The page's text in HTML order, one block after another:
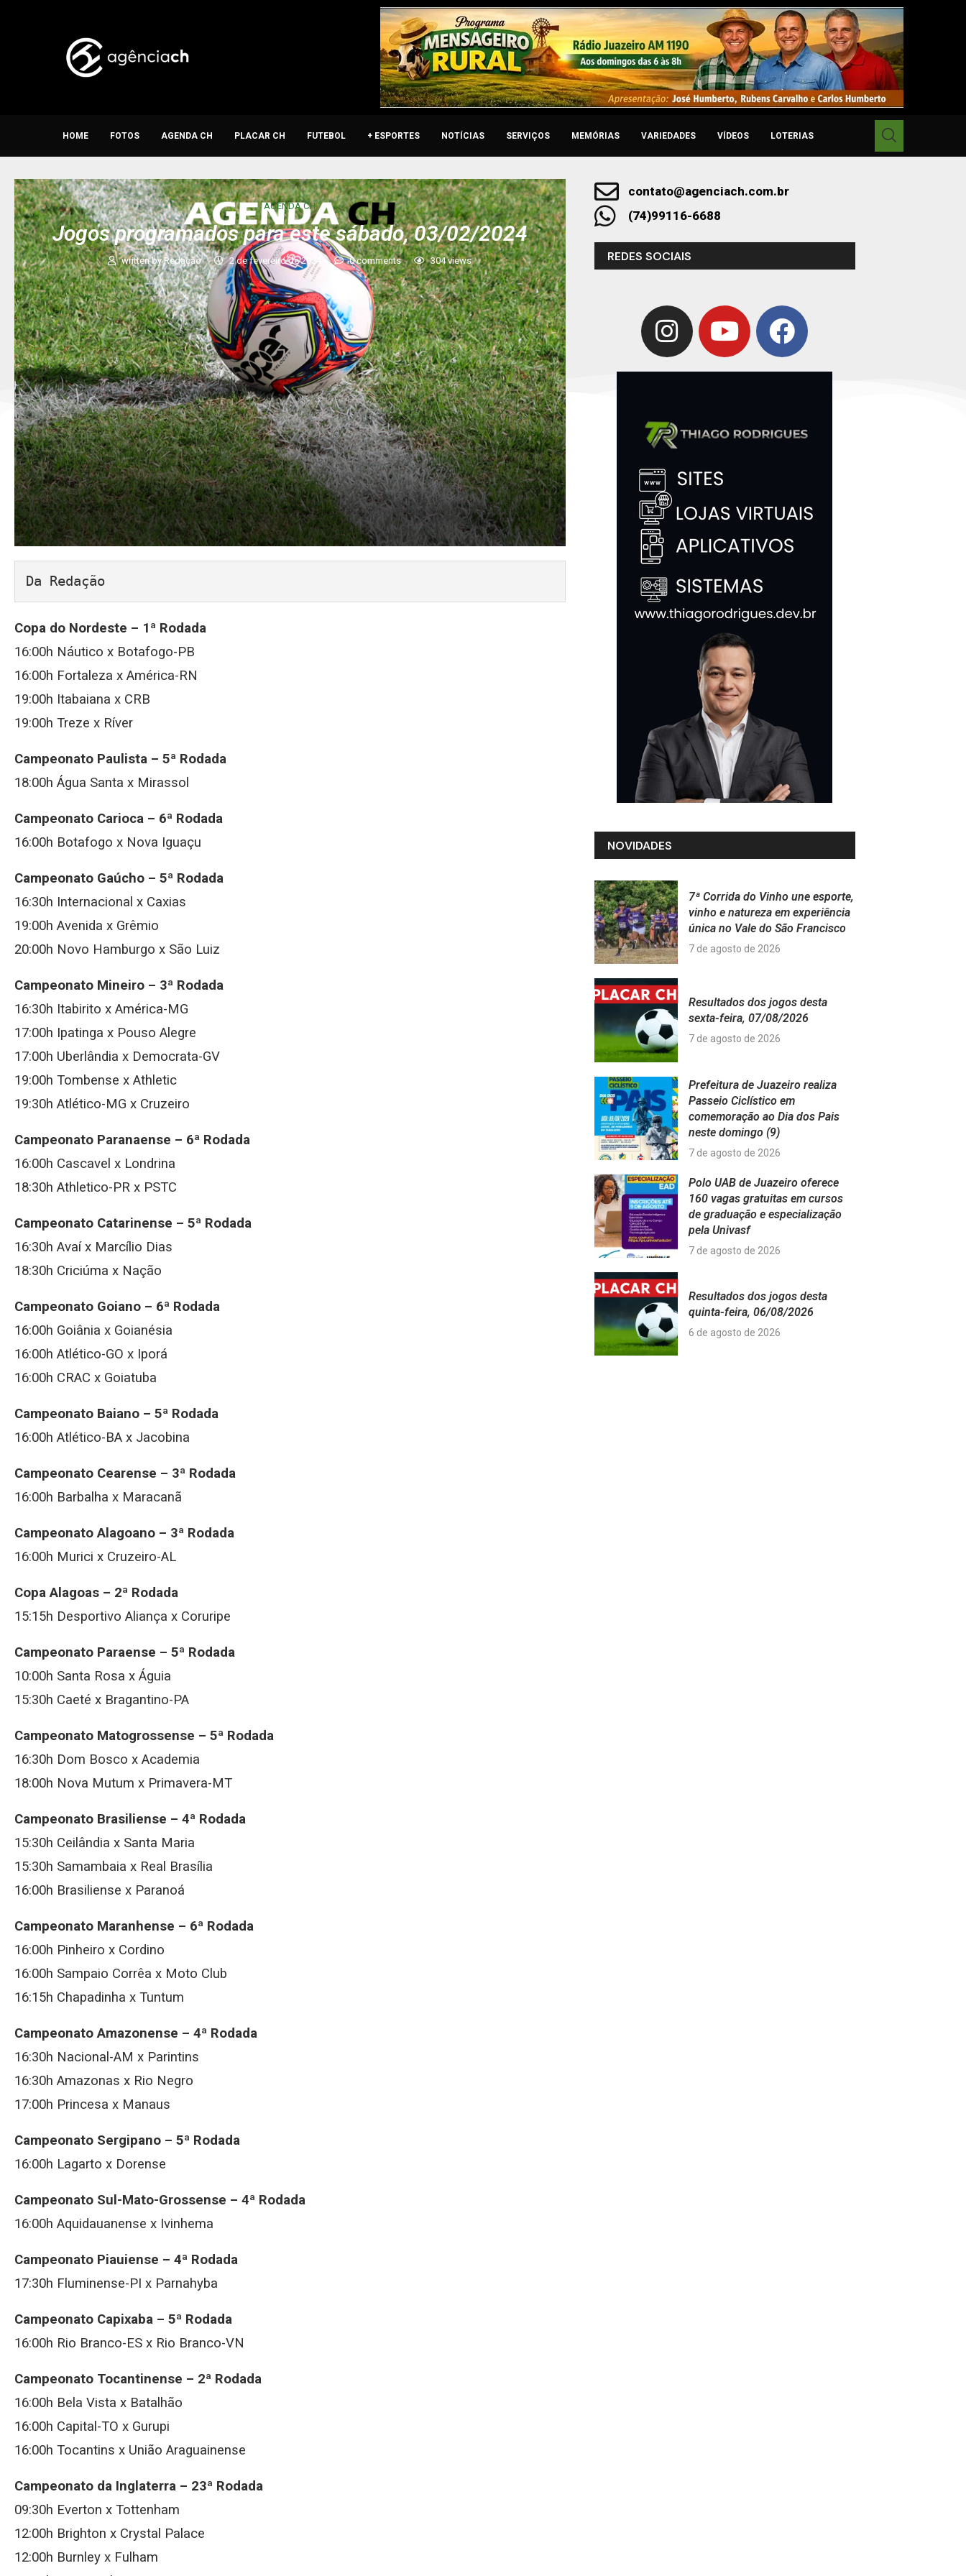
HOME FOTOS AGENDA CH PLACAR CH FUTEBOL + ESPORTES NOTÍCIAS SERVIÇOS MEMÓRIAS VARIEDADES VÍDEOS LOTERIAS
AGENDA CH
Jogos programados para este sábado, 03/02/2024
written byRedação 2 de fevereiro de 2024 0 comments 304views
Da Redação
Copa do Nordeste – 1ª Rodada
16:00h Náutico x Botafogo-PB
16:00h Fortaleza x América-RN
19:00h Itabaiana x CRB
19:00h Treze x Ríver
Campeonato Paulista – 5ª Rodada
18:00h Água Santa x Mirassol
Campeonato Carioca – 6ª Rodada
16:00h Botafogo x Nova Iguaçu
Campeonato Gaúcho – 5ª Rodada
16:30h Internacional x Caxias
19:00h Avenida x Grêmio
20:00h Novo Hamburgo x São Luiz
Campeonato Mineiro – 3ª Rodada
16:30h Itabirito x América-MG
17:00h Ipatinga x Pouso Alegre
17:00h Uberlândia x Democrata-GV
19:00h Tombense x Athletic
19:30h Atlético-MG x Cruzeiro
Campeonato Paranaense – 6ª Rodada
16:00h Cascavel x Londrina
18:30h Athletico-PR x PSTC
Campeonato Catarinense – 5ª Rodada
16:30h Avaí x Marcílio Dias
18:30h Criciúma x Nação
Campeonato Goiano – 6ª Rodada
16:00h Goiânia x Goianésia
16:00h Atlético-GO x Iporá
16:00h CRAC x Goiatuba
Campeonato Baiano – 5ª Rodada
16:00h Atlético-BA x Jacobina
Campeonato Cearense – 3ª Rodada
16:00h Barbalha x Maracanã
Campeonato Alagoano – 3ª Rodada
16:00h Murici x Cruzeiro-AL
Copa Alagoas – 2ª Rodada
15:15h Desportivo Aliança x Coruripe
Campeonato Paraense – 5ª Rodada
10:00h Santa Rosa x Águia
15:30h Caeté x Bragantino-PA
Campeonato Matogrossense – 5ª Rodada
16:30h Dom Bosco x Academia
18:00h Nova Mutum x Primavera-MT
Campeonato Brasiliense – 4ª Rodada
15:30h Ceilândia x Santa Maria
15:30h Samambaia x Real Brasília
16:00h Brasiliense x Paranoá
Campeonato Maranhense – 6ª Rodada
16:00h Pinheiro x Cordino
16:00h Sampaio Corrêa x Moto Club
16:15h Chapadinha x Tuntum
Campeonato Amazonense – 4ª Rodada
16:30h Nacional-AM x Parintins
16:30h Amazonas x Rio Negro
17:00h Princesa x Manaus
Campeonato Sergipano – 5ª Rodada
16:00h Lagarto x Dorense
Campeonato Sul-Mato-Grossense – 4ª Rodada
16:00h Aquidauanense x Ivinhema
Campeonato Piauiense – 4ª Rodada
17:30h Fluminense-PI x Parnahyba
Campeonato Capixaba – 5ª Rodada
16:00h Rio Branco-ES x Rio Branco-VN
Campeonato Tocantinense – 2ª Rodada
16:00h Bela Vista x Batalhão
16:00h Capital-TO x Gurupi
16:00h Tocantins x União Araguainense
Campeonato da Inglaterra – 23ª Rodada
09:30h Everton x Tottenham
12:00h Brighton x Crystal Palace
12:00h Burnley x Fulham
contato@agenciach.com.br
(74)99116-6688
REDES SOCIAIS
NOVIDADES
7ª Corrida do Vinho une esporte,
vinho e natureza em experiência
única no Vale do São Francisco
7 de agosto de 2026
Resultados dos jogos desta
sexta-feira, 07/08/2026
7 de agosto de 2026
Prefeitura de Juazeiro realiza
Passeio Ciclístico em
comemoração ao Dia dos Pais
neste domingo (9)
7 de agosto de 2026
Polo UAB de Juazeiro oferece
160 vagas gratuitas em cursos
de graduação e especialização
pela Univasf
7 de agosto de 2026
Resultados dos jogos desta
quinta-feira, 06/08/2026
6 de agosto de 2026